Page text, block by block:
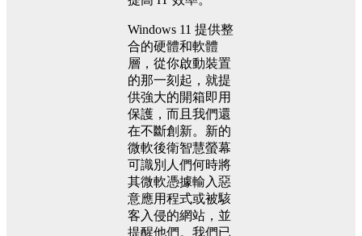
Windows 11 提供整
合的硬體和軟體
層，從你啟動裝置
的那一刻起，就提
供強大的開箱即用
保護，而且我們還
在不斷創新。新的
微軟後衛智慧螢幕
可識別人們何時將
其微軟憑據輸入惡
意應用程式或被駭
客入侵的網站，並
提醒他們。我們已